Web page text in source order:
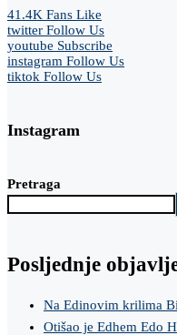
41.4K Fans Like
twitter Follow Us
youtube Subscribe
instagram Follow Us
tiktok Follow Us
Instagram
Pretraga
Posljednje
Na Edinovim krilima
Otišao je Edhem Edo